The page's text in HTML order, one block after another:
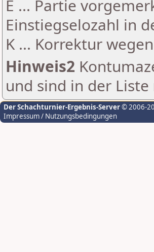
E ... Partie
Einstiegselozahl in
K ... Korrektur
Hinweis2
und sind in der
Der Schachturnier-Ergebnis-Server© 2006-
Impressum / Nutzungsbedingungen